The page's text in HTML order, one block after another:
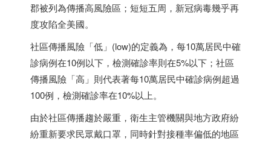
郡被列為傳播高風險區；短短五周，新冠病毒幾乎再
度攻陷全美國。
社區傳播風險「低」(low)的定義為，每10萬居民中確
診病例在10例以下，檢測確診率則在5%以下；社區
傳播風險「高」則代表著每10萬居民中確診病例超過
100例，檢測確診率在10%以上。
由於社區傳播趨於嚴重，衛生主管機關與地方政府紛
紛重新要求民眾戴口罩，同時針對接種率偏低的地區